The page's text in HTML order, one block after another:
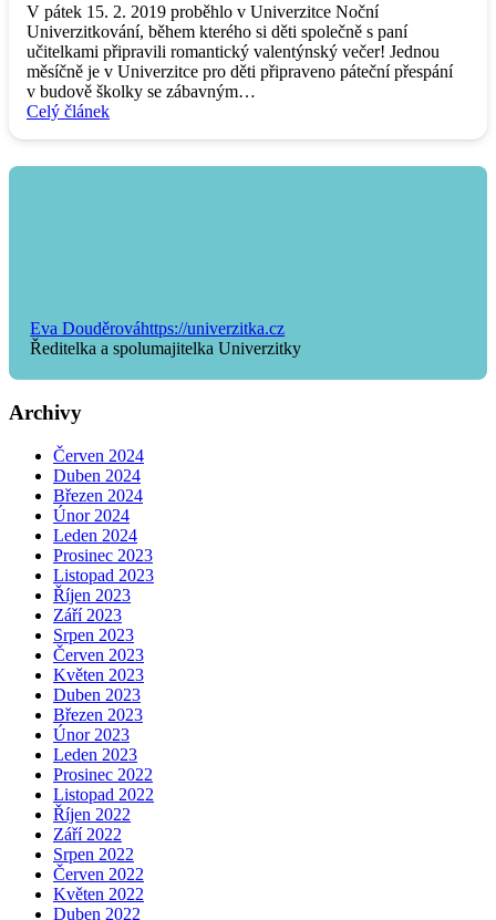
V pátek 15. 2. 2019 proběhlo v Univerzitce Noční
Univerzitkování, během kterého si děti společně s paní
učitelkami připravili romantický valentýnský večer! Jednou
měsíčně je v Univerzitce pro děti připraveno páteční přespání
v budově školky se zábavným…
Celý článek
Eva Douděrováhttps://univerzitka.cz
Ředitelka a spolumajitelka Univerzitky
Archivy
Červen 2024
Duben 2024
Březen 2024
Únor 2024
Leden 2024
Prosinec 2023
Listopad 2023
Říjen 2023
Září 2023
Srpen 2023
Červen 2023
Květen 2023
Duben 2023
Březen 2023
Únor 2023
Leden 2023
Prosinec 2022
Listopad 2022
Říjen 2022
Září 2022
Srpen 2022
Červen 2022
Květen 2022
Duben 2022